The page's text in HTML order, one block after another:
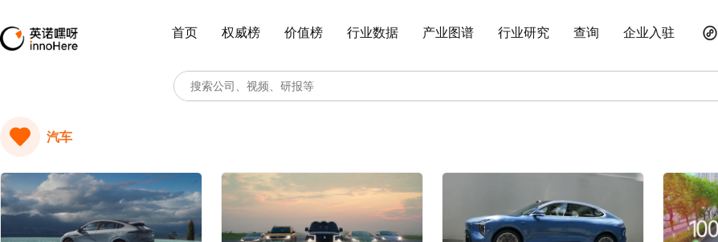
首页 权威榜 价值榜 行业数据 产业图谱 行业研究 查询 企业入驻
汽车